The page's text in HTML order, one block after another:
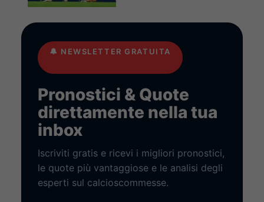
🔔 NEWSLETTER GRATUITA
Pronostici & Quote
direttamente nella tua
inbox
Iscriviti gratis e ricevi i migliori pronostici,
le quote più vantaggiose e le analisi degli
esperti sul calcioscommesse.